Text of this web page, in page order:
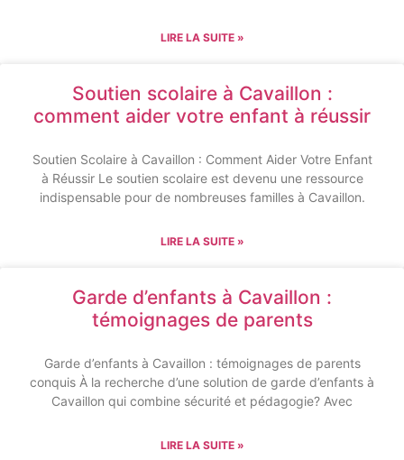
LIRE LA SUITE »
Soutien scolaire à Cavaillon :
comment aider votre enfant à réussir
Soutien Scolaire à Cavaillon : Comment Aider Votre Enfant
à Réussir Le soutien scolaire est devenu une ressource
indispensable pour de nombreuses familles à Cavaillon.
LIRE LA SUITE »
Garde d’enfants à Cavaillon :
témoignages de parents
Garde d’enfants à Cavaillon : témoignages de parents
conquis À la recherche d’une solution de garde d’enfants à
Cavaillon qui combine sécurité et pédagogie? Avec
LIRE LA SUITE »